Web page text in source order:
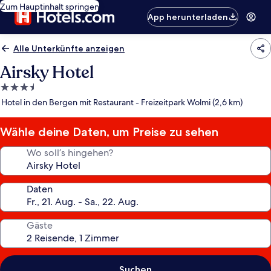
Zum Hauptinhalt springen
App herunterladen
Alle Unterkünfte anzeigen
Airsky Hotel
3.5-
Sterne-
Hotel in den Bergen mit Restaurant - Freizeitpark Wolmi (2,6 km)
Wähle deine Daten, um Preise zu sehen
Wo soll’s hingehen?
Daten
Gäste